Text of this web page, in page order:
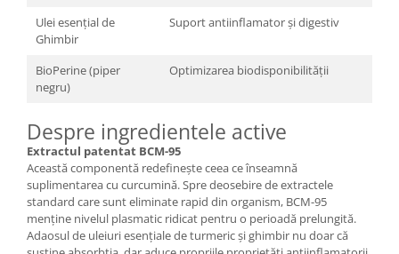
Ulei esențial de
Ghimbir
Suport antiinflamator și digestiv
BioPerine (piper
negru)
Optimizarea biodisponibilității
Despre ingredientele active
Extractul patentat BCM-95
Această componentă redefinește ceea ce înseamnă
suplimentarea cu curcumină. Spre deosebire de extractele
standard care sunt eliminate rapid din organism, BCM-95
menține nivelul plasmatic ridicat pentru o perioadă prelungită.
Adaosul de uleiuri esențiale de turmeric și ghimbir nu doar că